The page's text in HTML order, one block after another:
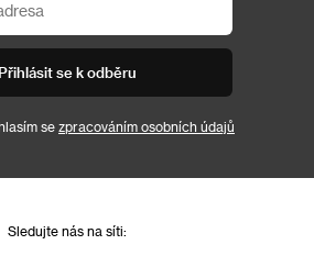
Přihlásit se k odběru
se zpracováním osobních údajů
Sledujte nás na síti: